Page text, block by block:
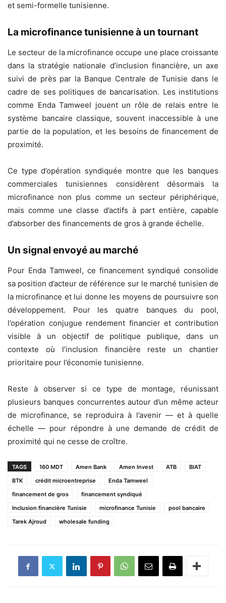
et semi-formelle tunisienne.
La microfinance tunisienne à un tournant
Le secteur de la microfinance occupe une place croissante
dans la stratégie nationale d’inclusion financière, un axe
suivi de près par la Banque Centrale de Tunisie dans le
cadre de ses politiques de bancarisation. Les institutions
comme Enda Tamweel jouent un rôle de relais entre le
système bancaire classique, souvent inaccessible à une
partie de la population, et les besoins de financement de
proximité.
Ce type d’opération syndiquée montre que les banques
commerciales tunisiennes considèrent désormais la
microfinance non plus comme un secteur périphérique,
mais comme une classe d’actifs à part entière, capable
d’absorber des financements de gros à grande échelle.
Un signal envoyé au marché
Pour Enda Tamweel, ce financement syndiqué consolide
sa position d’acteur de référence sur le marché tunisien de
la microfinance et lui donne les moyens de poursuivre son
développement. Pour les quatre banques du pool,
l’opération conjugue rendement financier et contribution
visible à un objectif de politique publique, dans un
contexte où l’inclusion financière reste un chantier
prioritaire pour l’économie tunisienne.
Reste à observer si ce type de montage, réunissant
plusieurs banques concurrentes autour d’un même acteur
de microfinance, se reproduira à l’avenir — et à quelle
échelle — pour répondre à une demande de crédit de
proximité qui ne cesse de croître.
TAGS 160 MDT Amen Bank Amen Invest ATB
BIAT
BTK
crédit microentreprise
Enda Tamweel
financement de gros
financement syndiqué
Inclusion financière Tunisie
microfinance Tunisie
pool bancaire
Tarek Ajroud
wholesale funding